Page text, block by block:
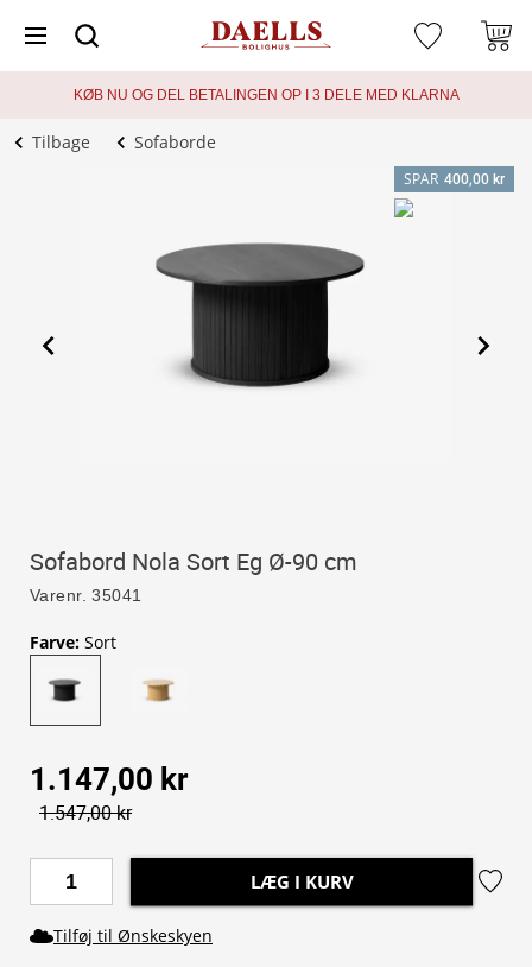
KØB NU OG DEL BETALINGEN OP I 3 DELE MED KLARNA
Tilbage Sofaborde
SPAR 400,00 kr
Sofabord Nola Sort Eg Ø-90 cm
Varenr. 35041
Farve: Sort
1.147,00 kr
1.547,00 kr
LÆG I KURV
Tilføj til Ønskeskyen